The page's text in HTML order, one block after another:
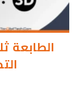
الطابعة